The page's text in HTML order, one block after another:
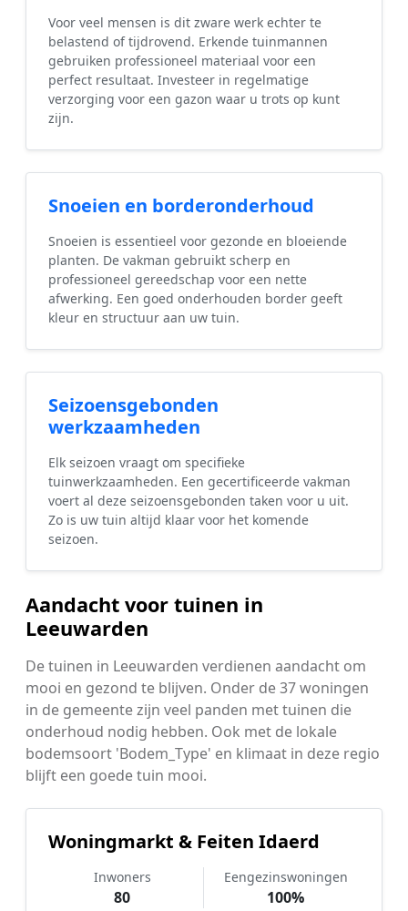
Voor veel mensen is dit zware werk echter te
belastend of tijdrovend. Erkende tuinmannen
gebruiken professioneel materiaal voor een
perfect resultaat. Investeer in regelmatige
verzorging voor een gazon waar u trots op kunt
zijn.
Snoeien en borderonderhoud
Snoeien is essentieel voor gezonde en bloeiende
planten. De vakman gebruikt scherp en
professioneel gereedschap voor een nette
afwerking. Een goed onderhouden border geeft
kleur en structuur aan uw tuin.
Seizoensgebonden
werkzaamheden
Elk seizoen vraagt om specifieke
tuinwerkzaamheden. Een gecertificeerde vakman
voert al deze seizoensgebonden taken voor u uit.
Zo is uw tuin altijd klaar voor het komende
seizoen.
Aandacht voor tuinen in
Leeuwarden
De tuinen in Leeuwarden verdienen aandacht om
mooi en gezond te blijven. Onder de 37 woningen
in de gemeente zijn veel panden met tuinen die
onderhoud nodig hebben. Ook met de lokale
bodemsoort 'Bodem_Type' en klimaat in deze regio
blijft een goede tuin mooi.
Woningmarkt & Feiten Idaerd
Inwoners
80
Eengezinswoningen
100%